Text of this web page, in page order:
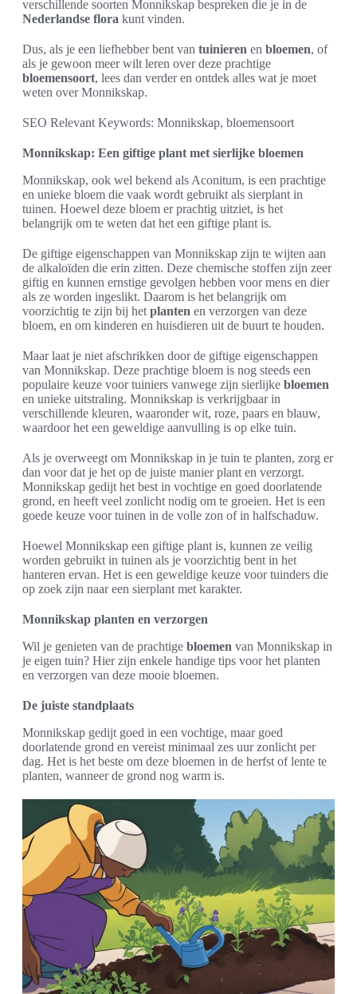
verschillende soorten Monnikskap bespreken die je in de
Nederlandse flora kunt vinden.
Dus, als je een liefhebber bent van tuinieren en bloemen, of
als je gewoon meer wilt leren over deze prachtige
bloemensoort, lees dan verder en ontdek alles wat je moet
weten over Monnikskap.
SEO Relevant Keywords: Monnikskap, bloemensoort
Monnikskap: Een giftige plant met sierlijke bloemen
Monnikskap, ook wel bekend als Aconitum, is een prachtige
en unieke bloem die vaak wordt gebruikt als sierplant in
tuinen. Hoewel deze bloem er prachtig uitziet, is het
belangrijk om te weten dat het een giftige plant is.
De giftige eigenschappen van Monnikskap zijn te wijten aan
de alkaloïden die erin zitten. Deze chemische stoffen zijn zeer
giftig en kunnen ernstige gevolgen hebben voor mens en dier
als ze worden ingeslikt. Daarom is het belangrijk om
voorzichtig te zijn bij het planten en verzorgen van deze
bloem, en om kinderen en huisdieren uit de buurt te houden.
Maar laat je niet afschrikken door de giftige eigenschappen
van Monnikskap. Deze prachtige bloem is nog steeds een
populaire keuze voor tuiniers vanwege zijn sierlijke bloemen
en unieke uitstraling. Monnikskap is verkrijgbaar in
verschillende kleuren, waaronder wit, roze, paars en blauw,
waardoor het een geweldige aanvulling is op elke tuin.
Als je overweegt om Monnikskap in je tuin te planten, zorg er
dan voor dat je het op de juiste manier plant en verzorgt.
Monnikskap gedijt het best in vochtige en goed doorlatende
grond, en heeft veel zonlicht nodig om te groeien. Het is een
goede keuze voor tuinen in de volle zon of in halfschaduw.
Hoewel Monnikskap een giftige plant is, kunnen ze veilig
worden gebruikt in tuinen als je voorzichtig bent in het
hanteren ervan. Het is een geweldige keuze voor tuinders die
op zoek zijn naar een sierplant met karakter.
Monnikskap planten en verzorgen
Wil je genieten van de prachtige bloemen van Monnikskap in
je eigen tuin? Hier zijn enkele handige tips voor het planten
en verzorgen van deze mooie bloemen.
De juiste standplaats
Monnikskap gedijt goed in een vochtige, maar goed
doorlatende grond en vereist minimaal zes uur zonlicht per
dag. Het is het beste om deze bloemen in de herfst of lente te
planten, wanneer de grond nog warm is.